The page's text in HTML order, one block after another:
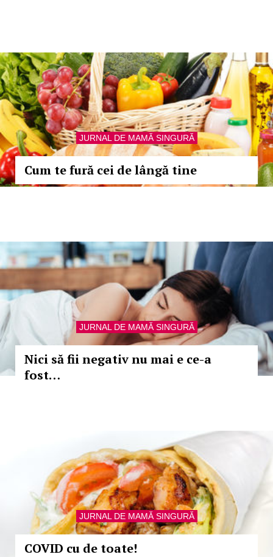
JURNAL DE MAMĂ SINGURĂ
Cum te fură cei de lângă tine
JURNAL DE MAMĂ SINGURĂ
Nici să fii negativ nu mai e ce-a
fost…
JURNAL DE MAMĂ SINGURĂ
COVID cu de toate!